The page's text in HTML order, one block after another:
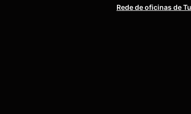
Rede de oficinas de